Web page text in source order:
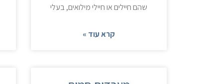
שהם חיילים או חיילי מילואים, בעלי
קרא עוד »